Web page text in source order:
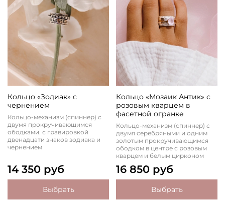
Кольцо «Зодиак» с
чернением
Кольцо-механизм (спиннер) с
двумя прокручивающимся
ободками. с гравировкой
двенадцати знаков зодиака и
чернением
14 350 руб
Выбрать
Кольцо «Мозаик Антик» с
розовым кварцем в
фасетной огранке
Кольцо-механизм (спиннер) с
двумя серебряными и одним
золотым прокручивающимся
ободком в центре с розовым
кварцем и белым цирконом
16 850 руб
Выбрать